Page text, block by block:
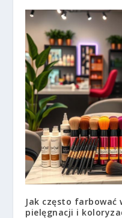
Jak często farbować
pielęgnacji i